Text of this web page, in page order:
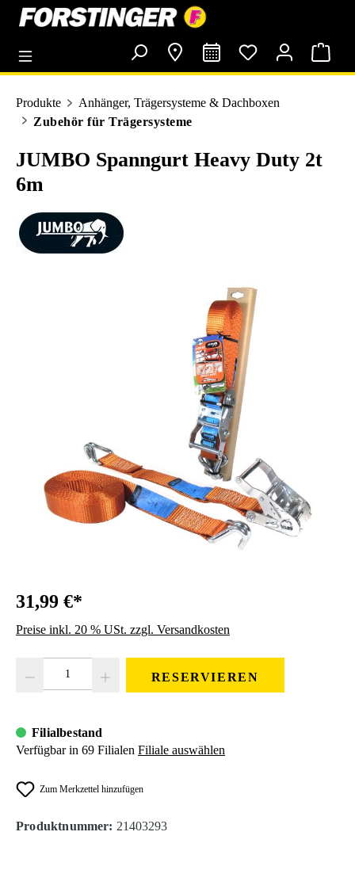
springen
Produkte
Anhänger, Trägersysteme & Dachboxen
Zubehör für Trägersysteme
JUMBO Spanngurt Heavy Duty 2t
6m
31,99 €*
Preise inkl. 20 % USt. zzgl. Versandkosten
RESERVIEREN
Filialbestand
Verfügbar in 69 Filialen Filiale auswählen
Zum Merkzettel hinzufügen
Produktnummer: 21403293